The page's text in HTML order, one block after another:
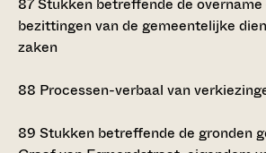
bezittingen van de gemeentelijke
zaken
88 Processen-verbaal van
89 Stukken betreffende de gronden